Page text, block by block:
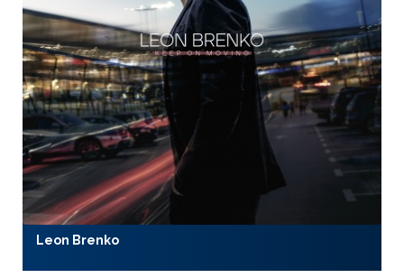
Leon Brenko